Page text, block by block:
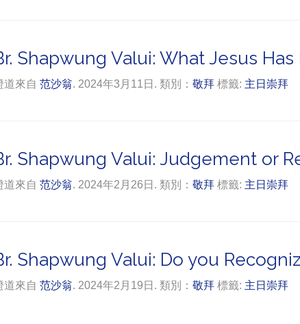
Shapwung Valui: What Jesus Has
道來自 范沙翁. 2024年3月11日. 類別： 敬拜 標籤: 主日崇拜
Shapwung Valui: Judgement or
道來自 范沙翁. 2024年2月26日. 類別： 敬拜 標籤: 主日崇拜
Shapwung Valui: Do you
道來自 范沙翁. 2024年2月19日. 類別： 敬拜 標籤: 主日崇拜